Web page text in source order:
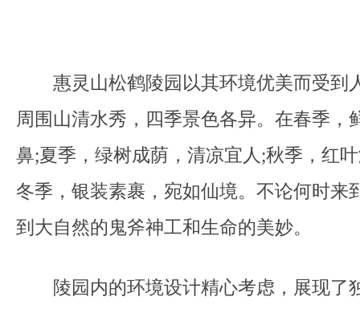
惠灵山松鹤陵园以其环境优美而受到
周围山清水秀，四季景色各异。在春季，
鼻;夏季，绿树成荫，清凉宜人;秋季，红
冬季，银装素裹，宛如仙境。不论何时来
到大自然的鬼斧神工和生命的美妙。
陵园内的环境设计精心考虑，展现了